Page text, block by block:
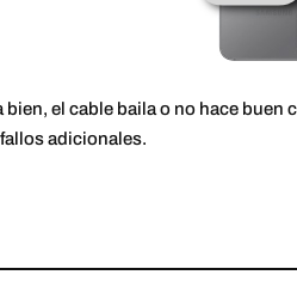
bien, el cable baila o no hace
adicionales.